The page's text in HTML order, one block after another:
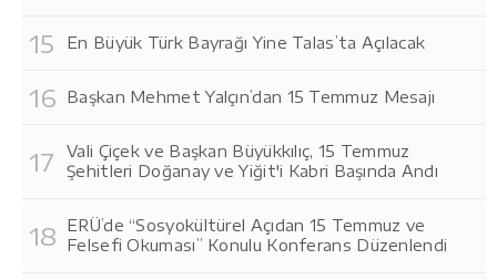
En Büyük Türk Bayrağı Yine Talas’ta Açılacak
Başkan Mehmet Yalçın’dan 15 Temmuz Mesajı
Vali Çiçek ve Başkan Büyükkılıç, 15 Temmuz
Şehitleri Doğanay ve Yiğit'i Kabri Başında Andı
ERÜ’de “Sosyokültürel Açıdan 15 Temmuz ve
Felsefi Okuması” Konulu Konferans Düzenlendi